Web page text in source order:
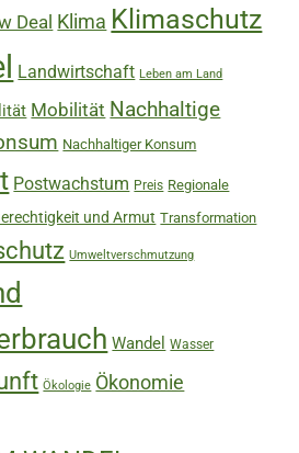
Deal Klima Klimaschutz
Landwirtschaft Leben am Land
Mobilität Nachhaltige
Nachhaltiger Konsum
Postwachstum Preis Regionale
und Armut Transformation
Umweltverschmutzung
Wandel Wasser
Ökologie Ökonomie